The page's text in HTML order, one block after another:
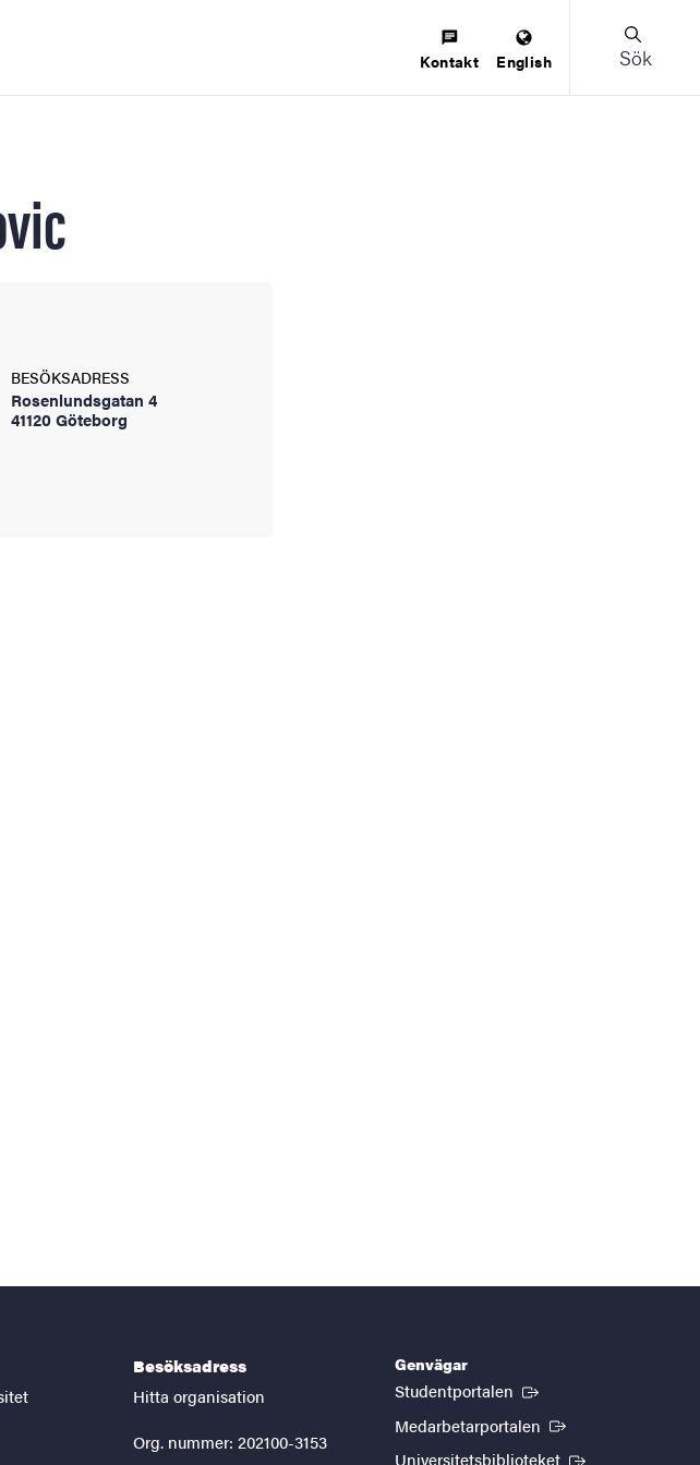
Kontakt English Sök
BESÖKSADRESS
Rosenlundsgatan 4
41120 Göteborg
Besöksadress
Hitta organisation
Org. nummer: 202100-3153
Genvägar
Studentportalen (Extern länk)
Medarbetarportalen (Extern länk)
Universitetsbiblioteket (Extern länk)